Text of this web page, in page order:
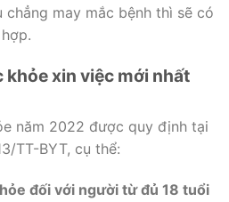
chẳng may mắc bệnh thì sẽ có
khỏe xin việc mới nhất
năm 2022 được quy định tại
TT-BYT, cụ thể:
đối với người từ đủ 18 tuổi